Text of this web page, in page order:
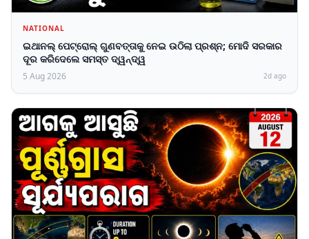
NATIONAL
ଇଥାନଲ୍ ପେଟ୍ରୋଲ୍ ଗୁଣବତ୍ତାକୁ ନେଇ ଉଠିଲା ପ୍ରଶ୍ନ; ମୋଦି ସରକାର
ଦୂର କରିଦେଲେ ସମସ୍ତ ଦ୍ୱନ୍ଦ୍ୱ
5 Aug 2026 2d ago